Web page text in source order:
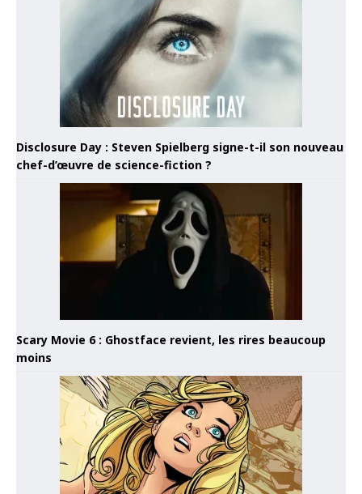
Disclosure Day : Steven Spielberg signe-t-il son nouveau
chef-d’œuvre de science-fiction ?
Scary Movie 6 : Ghostface revient, les rires beaucoup
moins